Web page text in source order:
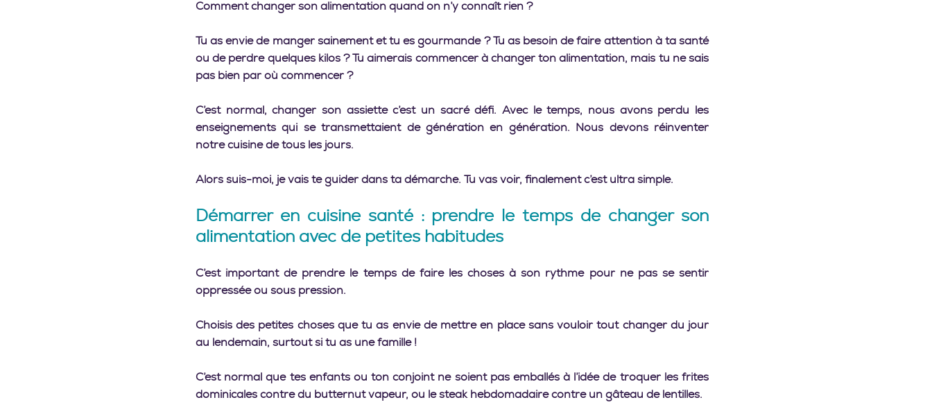
Comment changer son alimentation quand on n’y connaît rien ?
Tu as envie de manger sainement et tu es gourmande ? Tu as besoin de faire attention à ta santé
ou de perdre quelques kilos ? Tu aimerais commencer à changer ton alimentation, mais tu ne sais
pas bien par où commencer ?
C’est normal, changer son assiette c’est un sacré défi. Avec le temps, nous avons perdu les
enseignements qui se transmettaient de génération en génération. Nous devons réinventer
notre cuisine de tous les jours.
Alors suis-moi, je vais te guider dans ta démarche. Tu vas voir, finalement c’est ultra simple.
Démarrer en cuisine santé : prendre le temps de changer son
alimentation avec de petites habitudes
C’est important de prendre le temps de faire les choses à son rythme pour ne pas se sentir
oppressée ou sous pression.
Choisis des petites choses que tu as envie de mettre en place sans vouloir tout changer du jour
au lendemain, surtout si tu as une famille !
C’est normal que tes enfants ou ton conjoint ne soient pas emballés à l’idée de troquer les frites
dominicales contre du butternut vapeur, ou le steak hebdomadaire contre un gâteau de lentilles.